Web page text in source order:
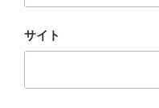
サイト